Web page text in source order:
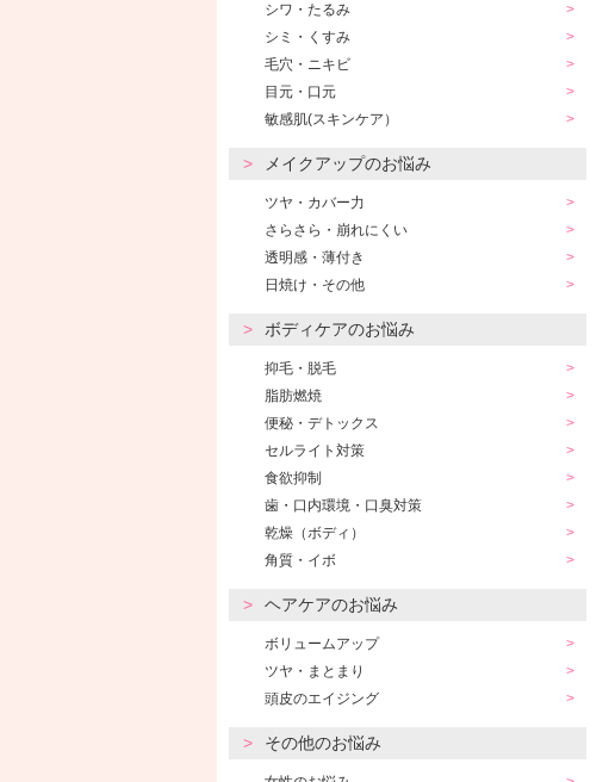
シワ・たるみ
シミ・くすみ
毛穴・ニキビ
目元・口元
敏感肌(スキンケア）
メイクアップのお悩み
ツヤ・カバー力
さらさら・崩れにくい
透明感・薄付き
日焼け・その他
ボディケアのお悩み
抑毛・脱毛
脂肪燃焼
便秘・デトックス
セルライト対策
食欲抑制
歯・口内環境・口臭対策
乾燥（ボディ）
角質・イボ
ヘアケアのお悩み
ボリュームアップ
ツヤ・まとまり
頭皮のエイジング
その他のお悩み